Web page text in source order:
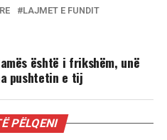
LAJMET E FUNDIT
është i frikshëm, unë
pushtetin e tij
PËLQENI